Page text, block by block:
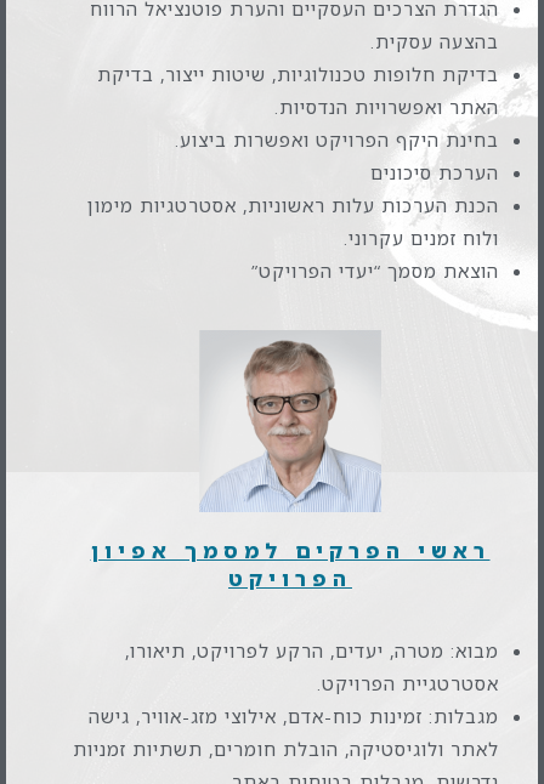
הגדרת הצרכים העסקיים והערת פוטנציאל הרווח
בהצעה עסקית.
בדיקת חלופות טכנולוגיות, שיטות ייצור, בדיקת
האתר ואפשרויות הנדסיות.
בחינת היקף הפרויקט ואפשרות ביצוע.
הערכת סיכונים
הכנת הערכות עלות ראשוניות, אסטרטגיות מימון
ולוח זמנים עקרוני.
הוצאת מסמך “יעדי הפרויקט”
ראשי הפרקים למסמך אפיון
הפרויקט
מבוא: מטרה, יעדים, הרקע לפרויקט, תיאורו,
אסטרטגיית הפרויקט.
מגבלות: זמינות כוח-אדם, אילוצי מזג-אוויר, גישה
לאתר ולוגיסטיקה, הובלת חומרים, תשתיות זמניות